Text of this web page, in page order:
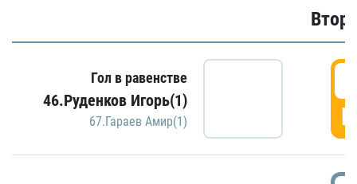
Гол в равенстве
46.Руденков Игорь(1)
67.Гараев Амир(1)